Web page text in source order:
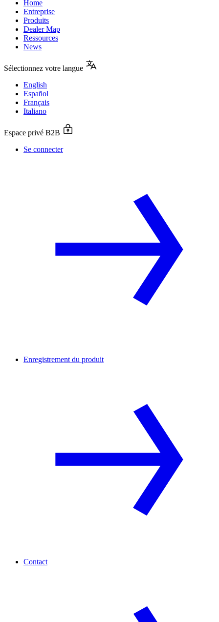
Home
Entreprise
Produits
Dealer Map
Ressources
News
Sélectionnez votre langue
English
Español
Français
Italiano
Espace privé B2B
Se connecter
Enregistrement du produit
Contact